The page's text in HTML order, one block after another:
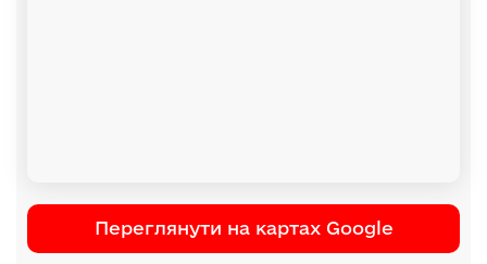
Переглянути на картах Google